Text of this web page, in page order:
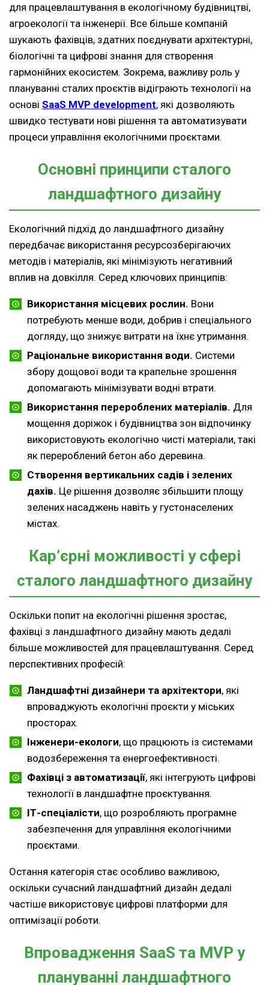
для працевлаштування в екологічному будівництві,
агроекології та інженерії. Все більше компаній
шукають фахівців, здатних поєднувати архітектурні,
біологічні та цифрові знання для створення
гармонійних екосистем. Зокрема, важливу роль у
плануванні сталих проєктів відіграють технології на
основі SaaS MVP development, які дозволяють
швидко тестувати нові рішення та автоматизувати
процеси управління екологічними проєктами.
Основні принципи сталого
ландшафтного дизайну
Екологічний підхід до ландшафтного дизайну
передбачає використання ресурсозберігаючих
методів і матеріалів, які мінімізують негативний
вплив на довкілля. Серед ключових принципів:
Використання місцевих рослин. Вони
потребують менше води, добрив і спеціального
догляду, що знижує витрати на їхнє утримання.
Раціональне використання води. Системи
збору дощової води та крапельне зрошення
допомагають мінімізувати водні втрати.
Використання перероблених матеріалів. Для
мощення доріжок і будівництва зон відпочинку
використовують екологічно чисті матеріали, такі
як перероблений бетон або деревина.
Створення вертикальних садів і зелених
дахів. Це рішення дозволяє збільшити площу
зелених насаджень навіть у густонаселених
містах.
Кар’єрні можливості у сфері
сталого ландшафтного дизайну
Оскільки попит на екологічні рішення зростає,
фахівці з ландшафтного дизайну мають дедалі
більше можливостей для працевлаштування. Серед
перспективних професій:
Ландшафтні дизайнери та архітектори, які
впроваджують екологічні проєкти у міських
просторах.
Інженери-екологи, що працюють із системами
водозбереження та енергоефективності.
Фахівці з автоматизації, які інтегрують цифрові
технології в ландшафтне проєктування.
ІТ-спеціалісти, що розробляють програмне
забезпечення для управління екологічними
проєктами.
Остання категорія стає особливо важливою,
оскільки сучасний ландшафтний дизайн дедалі
частіше використовує цифрові платформи для
оптимізації роботи.
Впровадження SaaS та MVP у
плануванні ландшафтного